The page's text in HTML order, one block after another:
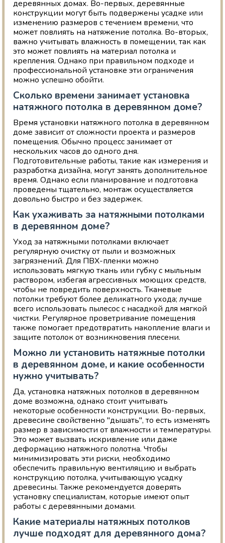
деревянных домах. Во-первых, деревянные
конструкции могут быть подвержены усадке или
изменению размеров с течением времени, что
может повлиять на натяжение потолка. Во-вторых,
важно учитывать влажность в помещении, так как
это может повлиять на материал потолка и
крепления. Однако при правильном подходе и
профессиональной установке эти ограничения
можно успешно обойти.
Сколько времени занимает установка
натяжного потолка в деревянном доме?
Время установки натяжного потолка в деревянном
доме зависит от сложности проекта и размеров
помещения. Обычно процесс занимает от
нескольких часов до одного дня.
Подготовительные работы, такие как измерения и
разработка дизайна, могут занять дополнительное
время. Однако если планирование и подготовка
проведены тщательно, монтаж осуществляется
довольно быстро и без задержек.
Как ухаживать за натяжными потолками
в деревянном доме?
Уход за натяжными потолками включает
регулярную очистку от пыли и возможных
загрязнений. Для ПВХ-пленки можно
использовать мягкую ткань или губку с мыльным
раствором, избегая агрессивных моющих средств,
чтобы не повредить поверхность. Тканевые
потолки требуют более деликатного ухода; лучше
всего использовать пылесос с насадкой для мягкой
чистки. Регулярное проветривание помещения
также помогает предотвратить накопление влаги и
защите потолок от возникновения плесени.
Можно ли установить натяжные потолки
в деревянном доме, и какие особенности
нужно учитывать?
Да, установка натяжных потолков в деревянном
доме возможна, однако стоит учитывать
некоторые особенности конструкции. Во-первых,
древесине свойственно "дышать", то есть изменять
размер в зависимости от влажности и температуры.
Это может вызвать искривление или даже
деформацию натяжного полотна. Чтобы
минимизировать эти риски, необходимо
обеспечить правильную вентиляцию и выбрать
конструкцию потолка, учитывающую усадку
древесины. Также рекомендуется доверять
установку специалистам, которые имеют опыт
работы с деревянными домами.
Какие материалы натяжных потолков
лучше подходят для деревянного дома?